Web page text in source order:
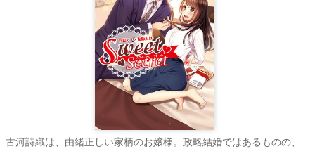
古河詩織は、由緒正しい家柄のお嬢様。政略結婚ではあるものの、